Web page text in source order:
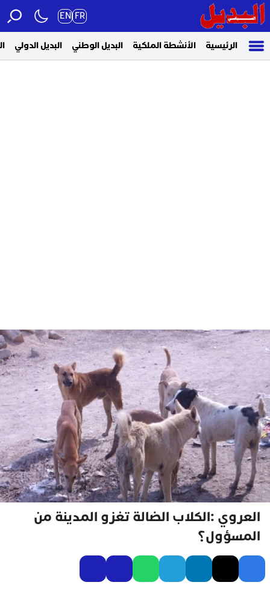
FR
EN
الرئيسية الأنشطة الملكية البديل الوطني البديل الدولي
العروي :الكلاب الضالة تغزو المدينة من
المسؤول؟